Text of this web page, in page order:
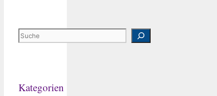
Suchen
Kategorien